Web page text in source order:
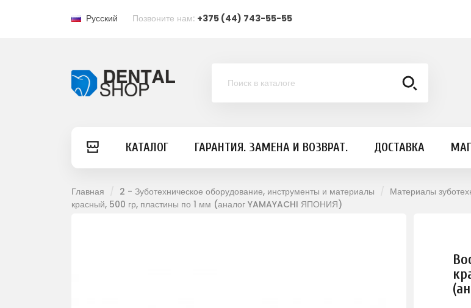
Русский Позвоните нам: +375 (44) 743-55-55
КАТАЛОГ ГАРАНТИЯ. ЗАМЕНА И ВОЗВРАТ. ДОСТАВКА
Главная 2 - Зуботехническое оборудование, инструменты и материалы Материалы
красный, 500 гр, пластины по 1 мм (аналог YAMAYACHI ЯПОНИЯ)